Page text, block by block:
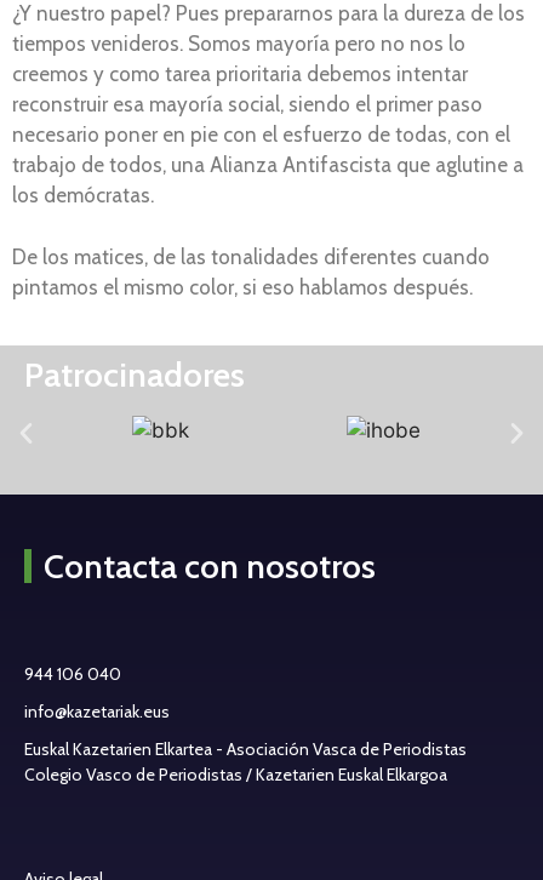
¿Y nuestro papel? Pues prepararnos para la dureza de los
tiempos venideros. Somos mayoría pero no nos lo
creemos y como tarea prioritaria debemos intentar
reconstruir esa mayoría social, siendo el primer paso
necesario poner en pie con el esfuerzo de todas, con el
trabajo de todos, una Alianza Antifascista que aglutine a
los demócratas.
De los matices, de las tonalidades diferentes cuando
pintamos el mismo color, si eso hablamos después.
Patrocinadores
Contacta con nosotros
944 106 040
info@kazetariak.eus
Euskal Kazetarien Elkartea - Asociación Vasca de Periodistas
Colegio Vasco de Periodistas / Kazetarien Euskal Elkargoa